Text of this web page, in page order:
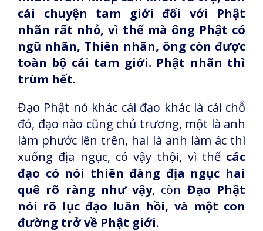
cái chuyện tam giới đối với Phật
nhãn rất nhỏ, vì thế mà ông Phật có
ngũ nhãn, Thiên nhãn, ông còn được
toàn bộ cái tam giới. Phật nhãn thì
trùm hết.
Đạo Phật nó khác cái đạo khác là cái chỗ
đó, đạo nào cũng chủ trương, một là anh
làm phước lên trên, hai là anh làm ác thì
xuống địa ngục, có vậy thội, vì thế các
đạo có nói thiên đàng địa ngục hai
quê rõ ràng như vậy, còn Đạo Phật
nói rõ lục đạo luân hồi, và một con
đường trở về Phật giới.